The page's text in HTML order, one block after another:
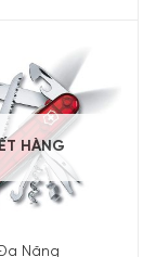
HÀNG
Năng